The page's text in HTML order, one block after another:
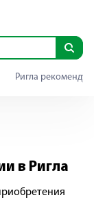
Ригла
в Ригла